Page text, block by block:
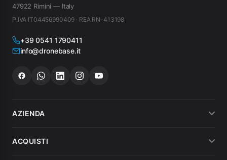
47922 Rimini — Italy
P.IVA IT04456990409 · REA RN-413198
+39 0541 1790411
info@dronebase.it
AZIENDA
Chi siamo
ACQUISTI